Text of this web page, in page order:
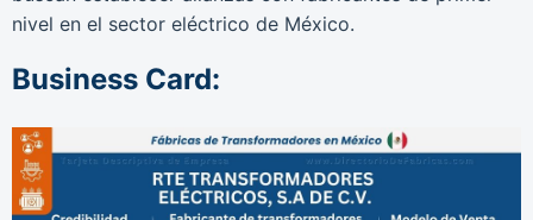
nivel en el sector eléctrico de México.
Business Card: